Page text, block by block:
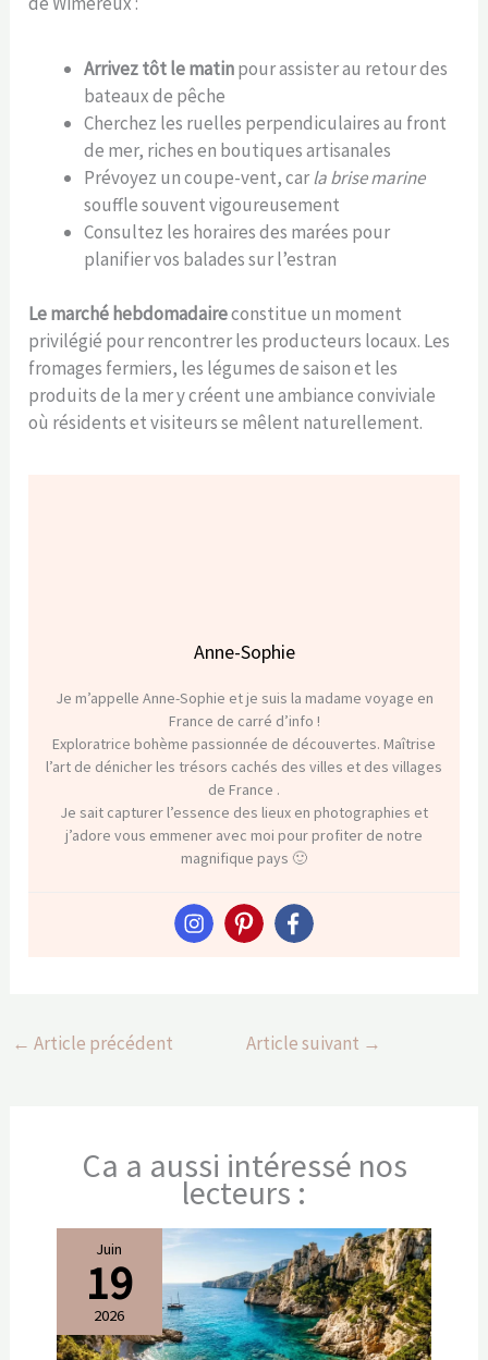
Arrivez tôt le matinpour assister au retour des
bateaux de pêche
Cherchez les ruelles perpendiculaires au front
de mer, riches en boutiques artisanales
Prévoyez un coupe-vent, carla brise marine
souffle souvent vigoureusement
Consultez les horaires des marées pour
planifier vos balades sur l’estran
Le marché hebdomadaireconstitue un moment
privilégié pour rencontrer les producteurs locaux. Les
fromages fermiers, les légumes de saison et les
produits de la mer y créent une ambiance conviviale
où résidents et visiteurs se mêlent naturellement.
Anne-Sophie
Je m’appelle Anne-Sophie et je suis la madame voyage en
France de carré d’info !
Exploratrice bohème passionnée de découvertes. Maîtrise
l’art de dénicher les trésors cachés des villes et des villages
de France .
Je sait capturer l’essence des lieux en photographies et
j’adore vous emmener avec moi pour profiter de notre
magnifique pays 🙂
← Article précédent Article suivant →
Ca a aussi intéressé nos
lecteurs :
Juin
19
2026